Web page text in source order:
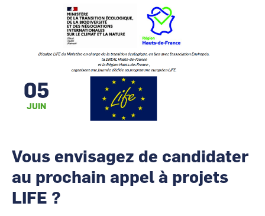
CCI Business
Occitanie
CCI Business
05
JUIN
Vous envisagez de candidater
au prochain appel à projets
LIFE ?